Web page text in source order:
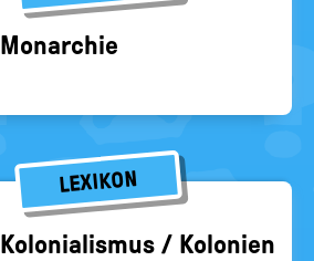
Mon­ar­chie
LEXIKON
Ko­lo­nia­lis­mus / Ko­lo­nien